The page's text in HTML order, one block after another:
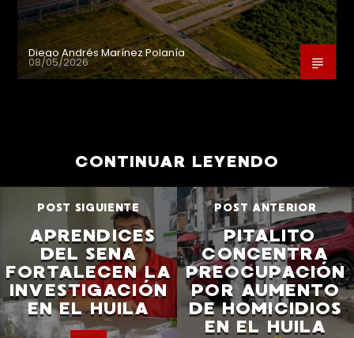
Diego Andrés Marínez Polanía
08/05/2026
CONTINUAR LEYENDO
POST SIGUIENTE
APRENDICES
DEL SENA
FORTALECEN LA
INVESTIGACIÓN
EN EL HUILA
POST ANTERIOR
PITALITO
CONCENTRA
PREOCUPACIÓN
POR AUMENTO
DE HOMICIDIOS
EN EL HUILA